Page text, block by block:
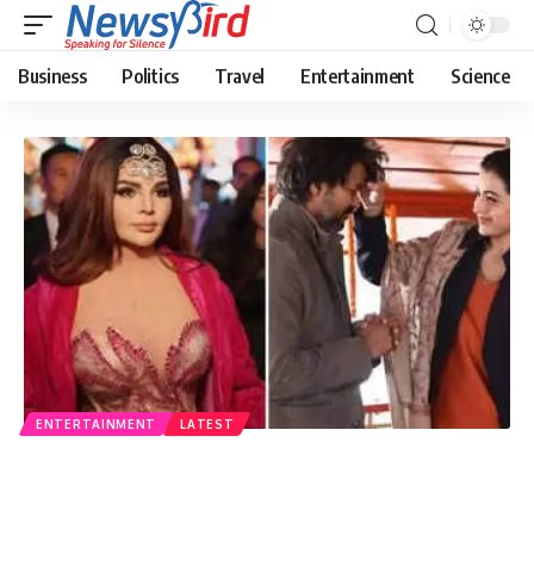
Business Politics Travel Entertainment Science
ENTERTAINMENT LATEST